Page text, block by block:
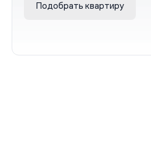
Подобрать квартиру